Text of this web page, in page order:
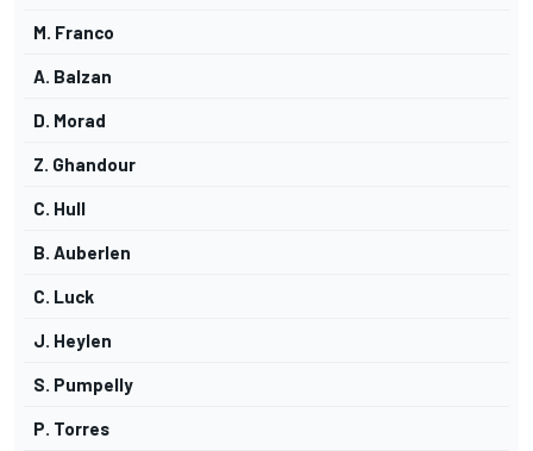
M. Franco
A. Balzan
D. Morad
Z. Ghandour
C. Hull
B. Auberlen
C. Luck
J. Heylen
S. Pumpelly
P. Torres